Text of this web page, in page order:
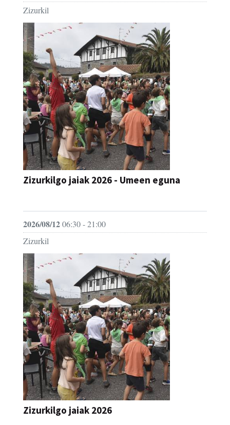
Zizurkil
Zizurkilgo jaiak 2026 - Umeen eguna
2026/08/1206:30 - 21:00
Zizurkil
Zizurkilgo jaiak 2026